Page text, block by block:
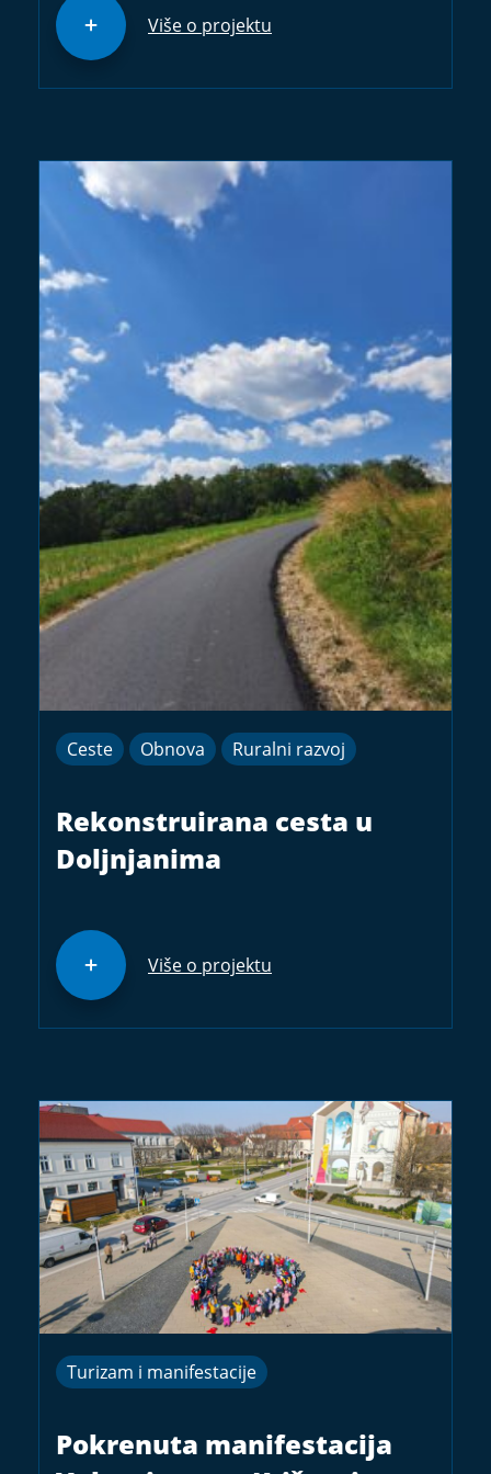
Više o projektu
Ceste Obnova Ruralni razvoj
Rekonstruirana cesta u
Doljnjanima
Više o projektu
Turizam i manifestacije
Pokrenuta manifestacija